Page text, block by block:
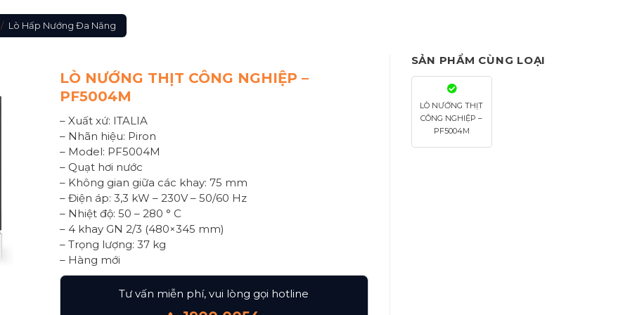
/ Lò Hấp Nướng Đa Năng
LÒ NƯỚNG THỊT CÔNG NGHIỆP –
PF5004M
– Xuất xứ: ITALIA
– Nhãn hiệu: Piron
– Model: PF5004M
– Quạt hơi nước
– Không gian giữa các khay: 75 mm
– Điện áp: 3,3 kW – 230V – 50/60 Hz
– Nhiệt độ: 50 – 280 ° C
– 4 khay GN 2/3 (480×345 mm)
– Trọng lượng: 37 kg
– Hàng mới
Tư vấn miễn phí, vui lòng gọi hotline
SẢN PHẨM CÙNG LOẠI
LÒ NƯỚNG THỊT
CÔNG NGHIỆP –
PF5004M